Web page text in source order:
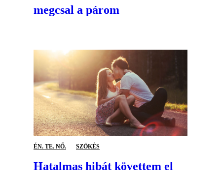
megcsal a párom
ÉN. TE. NŐ. SZÖKÉS
Hatalmas hibát követtem el